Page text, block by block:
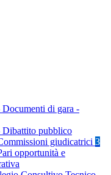
di gara -
Dibattito pubblico
giudicatrici 3
opportunità e